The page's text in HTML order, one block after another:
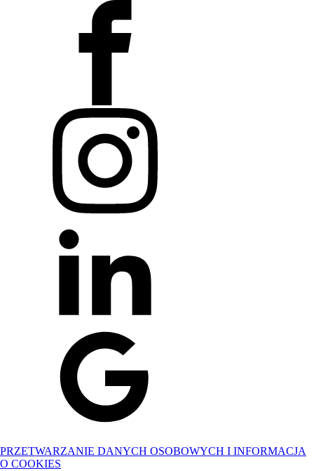
PRZETWARZANIE DANYCH OSOBOWYCH I INFORMACJA
O COOKIES